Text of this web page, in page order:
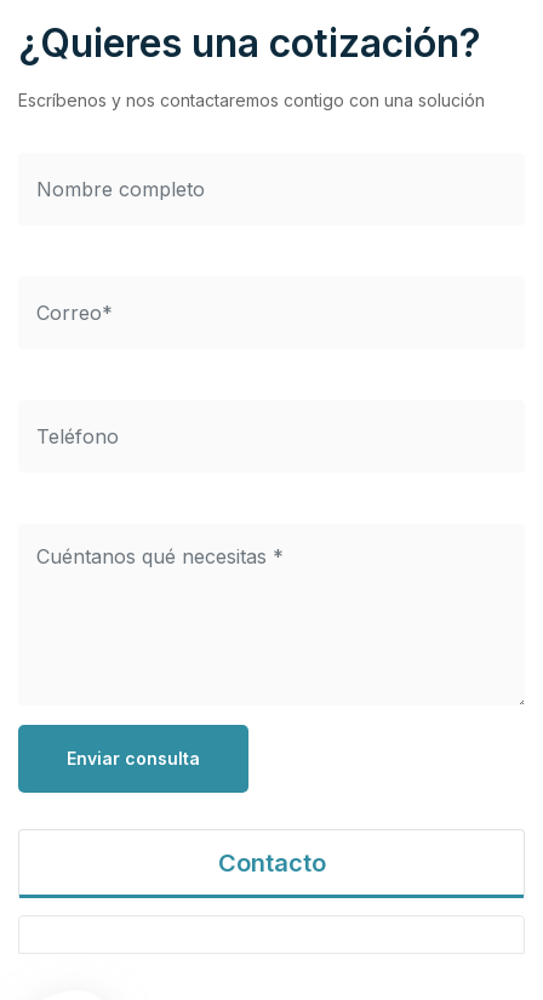
¿Quieres una cotización?
Escríbenos y nos contactaremos contigo con una solución
Enviar consulta
Contacto